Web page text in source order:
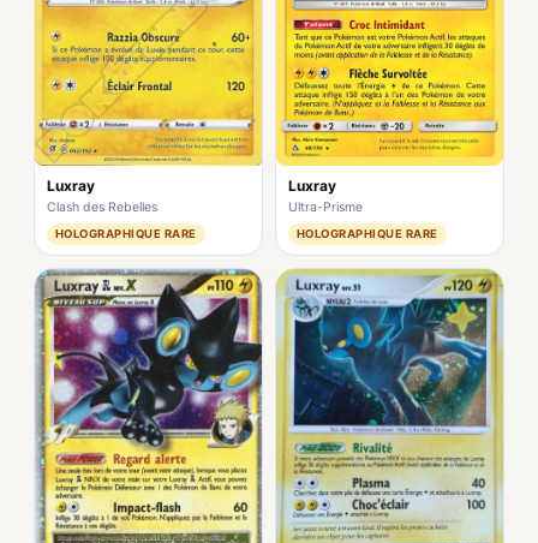
Luxray
Clash des Rebelles
HOLOGRAPHIQUE RARE
Luxray
Ultra-Prisme
HOLOGRAPHIQUE RARE